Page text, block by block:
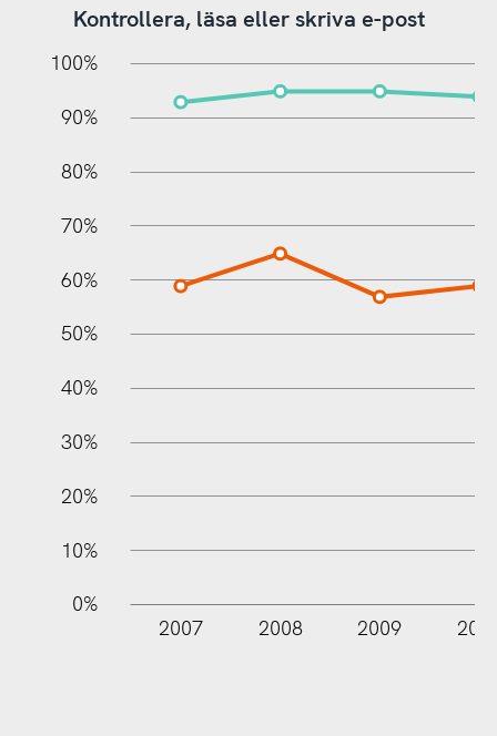
Kontrollera, läsa eller skriva e-post
10%
100%
90%
80%
70%
60%
50%
40%
30%
20%
10%
0%
2007 2008 2009